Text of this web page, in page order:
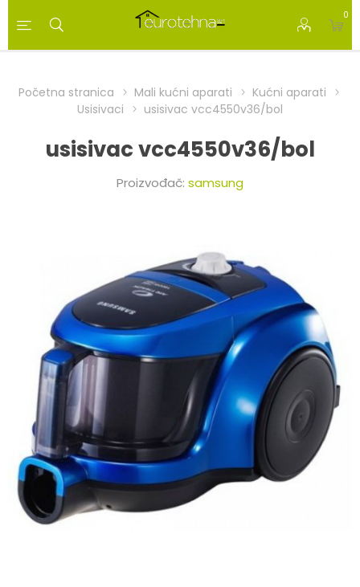
0
Početna stranica Mali kućni aparati
Kućni aparati
Usisivaci
usisivac vcc4550v36/bol
usisivac vcc4550v36/bol
Proizvođač: samsung